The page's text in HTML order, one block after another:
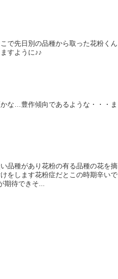
で先日別の品種から取った花粉くん
すように♪♪
な…豊作傾向であるような・・・ま
品種があり花粉の有る品種の花を摘
をします花粉症だとこの時期辛いで
待できそ...